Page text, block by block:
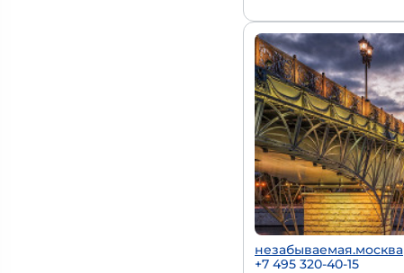
незабываемая.москва
+7 495 320-40-15